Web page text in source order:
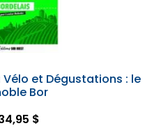
Vélo et Dégustations : le
Bor
$